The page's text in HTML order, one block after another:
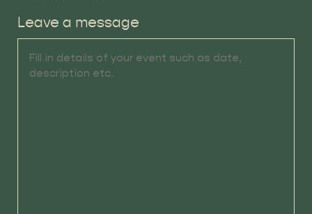
Leave a message